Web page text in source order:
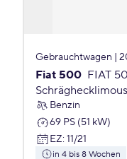
Gebrauchtwagen |
Fiat 500 FIAT
Benzin
69 PS (51 kW)
EZ: 11/21
in 4 bis 8 Wochen